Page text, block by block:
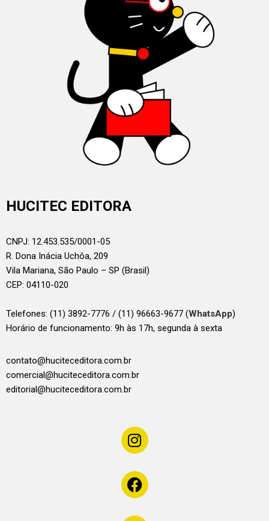
HUCITEC EDITORA
CNPJ: 12.453.535/0001-05
R. Dona Inácia Uchôa, 209
Vila Mariana, São Paulo – SP (Brasil)
CEP: 04110-020
Telefones: (11) 3892-7776 / (11) 96663-9677 (WhatsApp)
Horário de funcionamento: 9h às 17h, segunda à sexta
contato@huciteceditora.com.br
comercial@huciteceditora.com.br
editorial@huciteceditora.com.br